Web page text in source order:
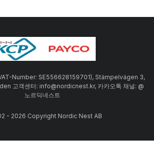
Number: SE556628159701), Stämpelvägen 3,
고객센터: info@nordicnest.kr, 카카오톡 채널: @
노르딕네스트
- 2026 Copyright Nordic Nest AB